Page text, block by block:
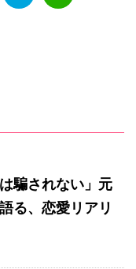
騙されない」元
る、恋愛リアリ